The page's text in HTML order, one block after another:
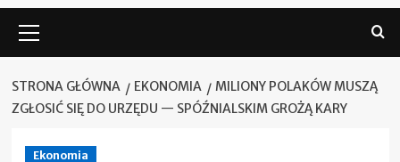
główne
STRONA GŁÓWNA EKONOMIA
MILIONY POLAKÓW MUSZĄ
ZGŁOSIĆ SIĘ DO URZĘDU — SPÓŹNIALSKIM GROŻĄ KARY
Ekonomia